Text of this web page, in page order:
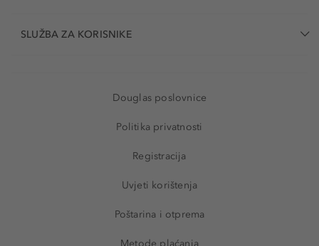
SLUŽBA ZA KORISNIKE
Douglas poslovnice
Politika privatnosti
Registracija
Uvjeti korištenja
Poštarina i otprema
Metode plaćanja